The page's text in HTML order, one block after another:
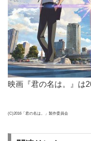
映画『君の名は。』は
(C)2016「君の名は。」製作委員会